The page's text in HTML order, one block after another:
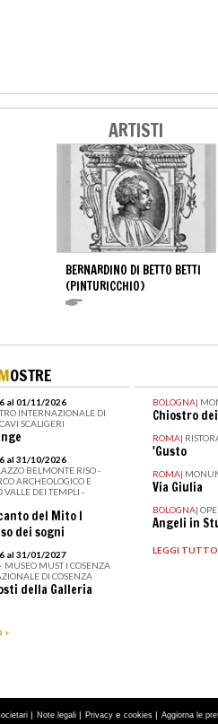
ARTISTI
BERNARDINO DI BETTO BETTI
(PINTURICCHIO)
OSTRE
al 01/11/2026
INTERNAZIONALE DI
SCALIGERI
al 31/10/2026
BELMONTE RISO -
ARCHEOLOGICO E
VALLE DEI TEMPLI -
del Mito I
dei sogni
al 31/01/2027
MUSEO MUST I COSENZA
DI COSENZA
della Galleria
>
BOLOGNA|
Chiostro
ROMA|
'Gusto
ROMA|
Via Giulia
BOLOGNA|
Angeli in
LEGGI TUTTO
| Note legali | Privacy e cookies | Aggiorna le